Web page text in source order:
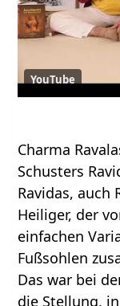
YouTube
Charma
Schusters
Ravidas, auch
Heiliger, der
einfachen
Fußsohlen
Das war bei
die Stellung,